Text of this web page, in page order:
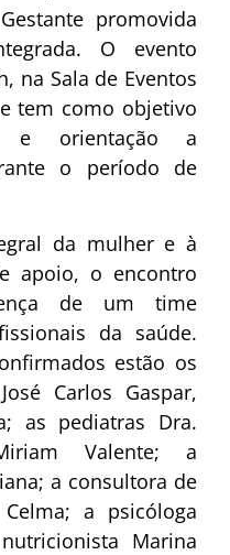
promovida
O evento
na Sala de Eventos
tem como objetivo
e orientação a
o período de
da mulher e à
apoio, o encontro
de um time
da saúde.
estão os
Carlos Gaspar,
as pediatras Dra.
Valente; a
a consultora de
a psicóloga
Marina